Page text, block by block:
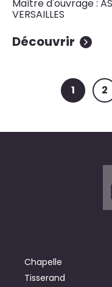
Maître d'ouvrage :
VERSAILLES
Découvrir
1 2
Chapelle
Tisserand